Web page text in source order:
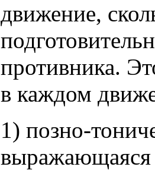
движение,
противника.
в каждом
1) позно-
выражающаяся